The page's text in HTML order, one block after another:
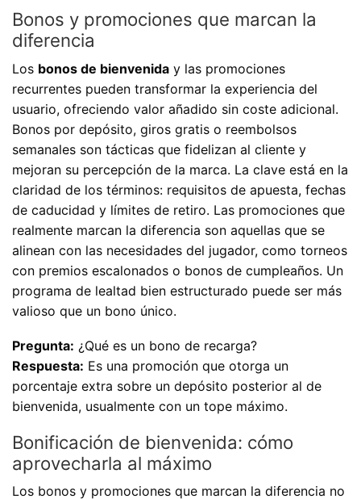
Bonos y promociones que marcan la
diferencia
Los bonos de bienvenida y las promociones
recurrentes pueden transformar la experiencia del
usuario, ofreciendo valor añadido sin coste adicional.
Bonos por depósito, giros gratis o reembolsos
semanales son tácticas que fidelizan al cliente y
mejoran su percepción de la marca. La clave está en la
claridad de los términos: requisitos de apuesta, fechas
de caducidad y límites de retiro. Las promociones que
realmente marcan la diferencia son aquellas que se
alinean con las necesidades del jugador, como torneos
con premios escalonados o bonos de cumpleaños. Un
programa de lealtad bien estructurado puede ser más
valioso que un bono único.
Pregunta: ¿Qué es un bono de recarga?
Respuesta: Es una promoción que otorga un
porcentaje extra sobre un depósito posterior al de
bienvenida, usualmente con un tope máximo.
Bonificación de bienvenida: cómo
aprovecharla al máximo
Los bonos y promociones que marcan la diferencia no